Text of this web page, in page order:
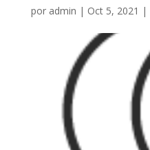
por admin | Oct 5, 2021 |